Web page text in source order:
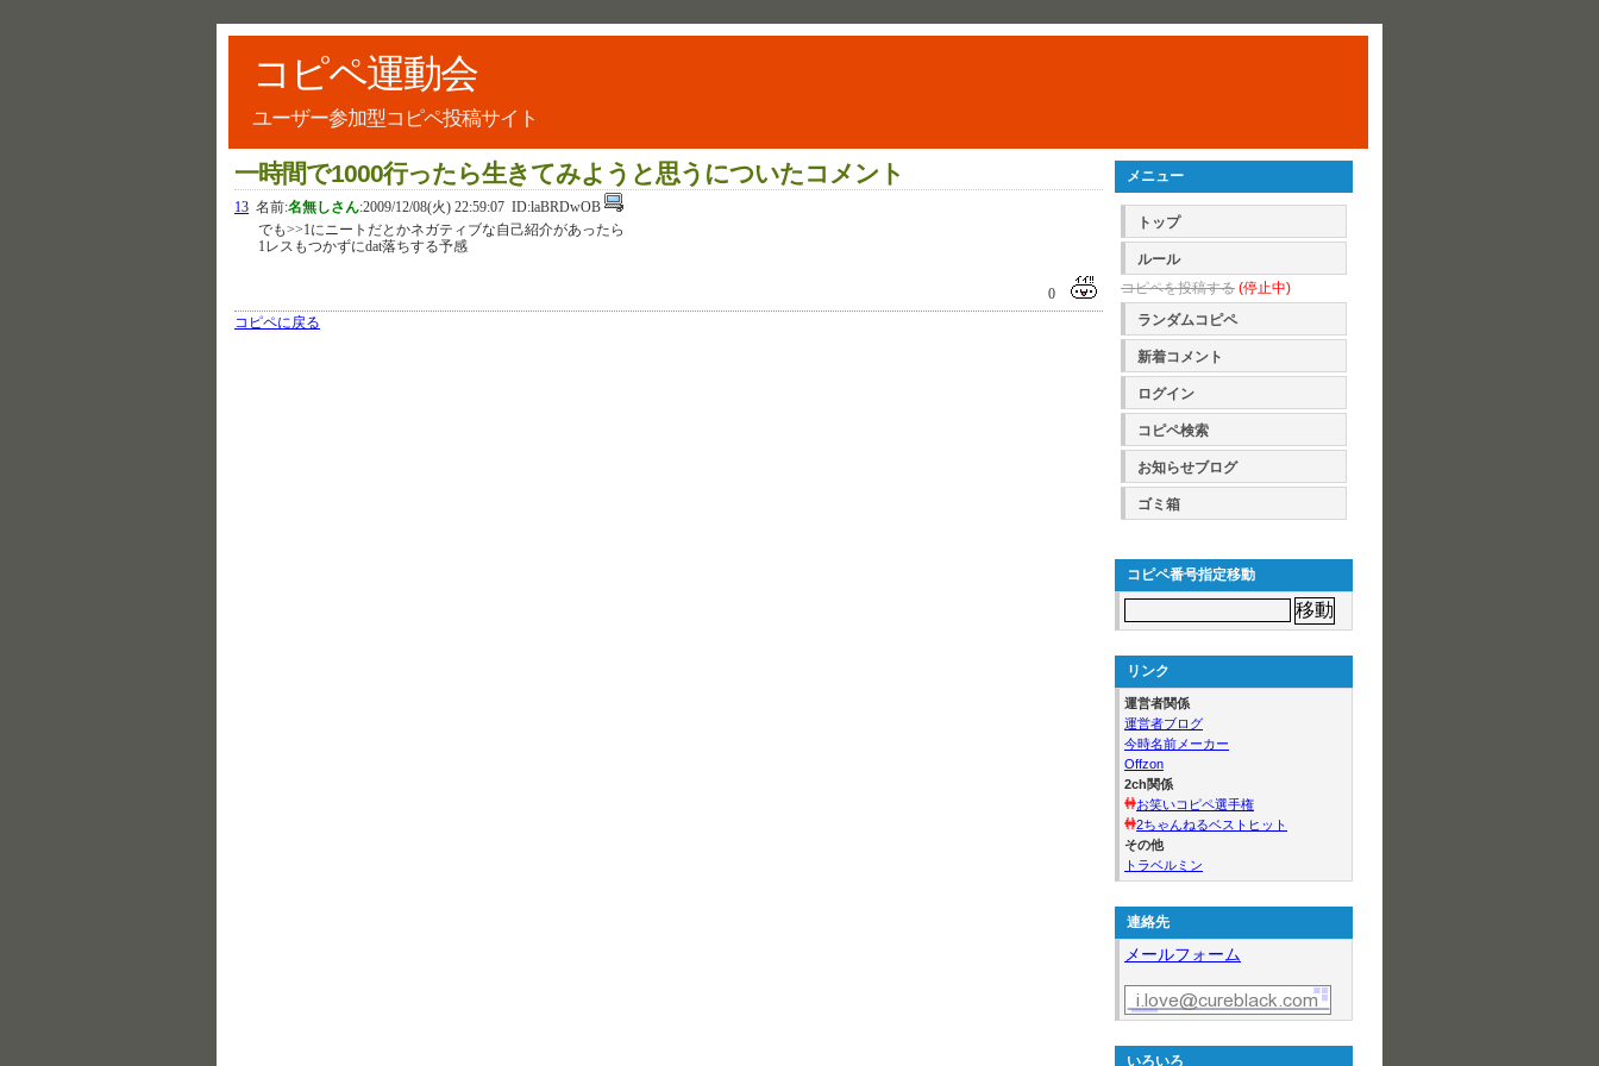
コピペ運動会
ユーザー参加型コピペ投稿サイト
一時間で1000行ったら生きてみようと思うについたコメント
13 名前:名無しさん:2009/12/08(火) 22:59:07 ID:laBRDwOB
でも>>1にニートだとかネガティブな自己紹介があったら
1レスもつかずにdat落ちする予感
0
コピペに戻る
メニュー
トップ
ルール
コピペを投稿する (停止中)
ランダムコピペ
新着コメント
ログイン
コピペ検索
お知らせブログ
ゴミ箱
コピペ番号指定移動
リンク
運営者関係
運営者ブログ
今時名前メーカー
Offzon
2ch関係
お笑いコピペ選手権
2ちゃんねるベストヒット
その他
トラベルミン
連絡先
メールフォーム
いろいろ